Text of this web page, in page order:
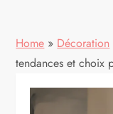
Home » Décoration
tendances et choix